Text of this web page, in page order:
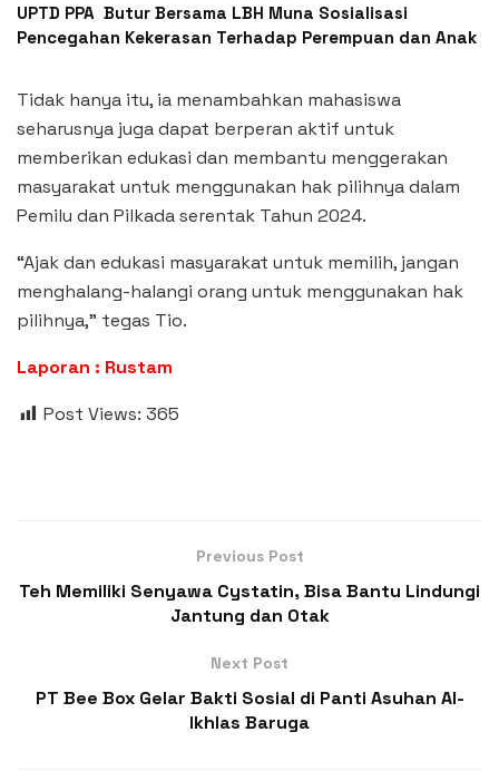
UPTD PPA Butur Bersama LBH Muna Sosialisasi
Pencegahan Kekerasan Terhadap Perempuan dan Anak
Tidak hanya itu, ia menambahkan mahasiswa
seharusnya juga dapat berperan aktif untuk
memberikan edukasi dan membantu menggerakan
masyarakat untuk menggunakan hak pilihnya dalam
Pemilu dan Pilkada serentak Tahun 2024.
“Ajak dan edukasi masyarakat untuk memilih, jangan
menghalang-halangi orang untuk menggunakan hak
pilihnya,” tegas Tio.
Laporan : Rustam
Post Views: 365
Previous Post
Teh Memiliki Senyawa Cystatin, Bisa Bantu Lindungi
Jantung dan Otak
Next Post
PT Bee Box Gelar Bakti Sosial di Panti Asuhan Al-
Ikhlas Baruga